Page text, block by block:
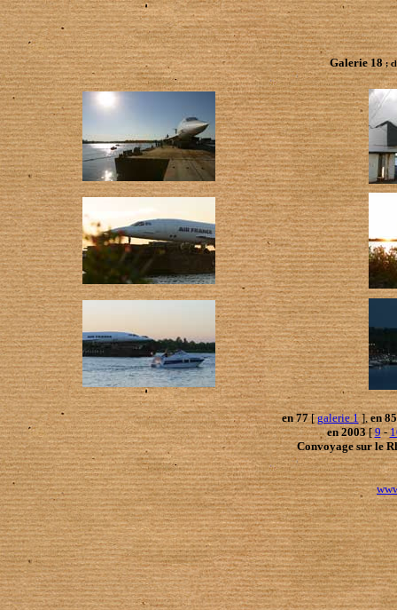
Galerie 18;
en 77[galerie 1],en 85
en 2003[9-
Convoyage sur le